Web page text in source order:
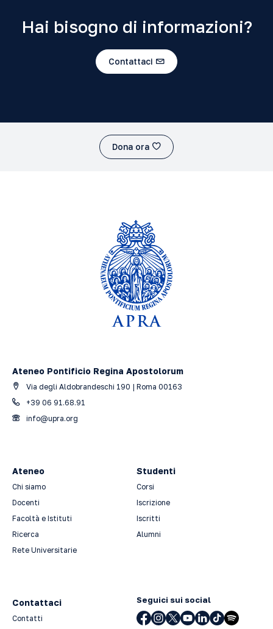
Hai bisogno di informazioni?
Contattaci
Dona ora
Ateneo Pontificio Regina Apostolorum
Via degli Aldobrandeschi 190 | Roma 00163
+39 06 91.68.91
info@upra.org
Ateneo
Chi siamo
Docenti
Facoltà e Istituti
Ricerca
Rete Universitarie
Studenti
Corsi
Iscrizione
Iscritti
Alumni
Contattaci
Contatti
Seguici sui social